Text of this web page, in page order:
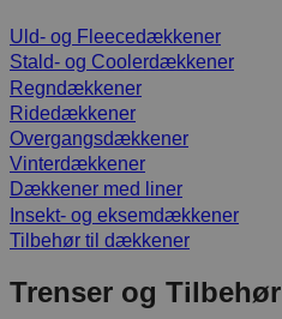
Uld- og Fleecedækkener
Stald- og Coolerdækkener
Regndækkener
Ridedækkener
Overgangsdækkener
Vinterdækkener
Dækkener med liner
Insekt- og eksemdækkener
Tilbehør til dækkener
Trenser og Tilbehør